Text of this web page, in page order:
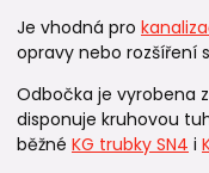
Je vhodná pro
opravy nebo rozšíření
Odbočka je vyrobena
disponuje kruhovou
běžné KG trubky SN4 i